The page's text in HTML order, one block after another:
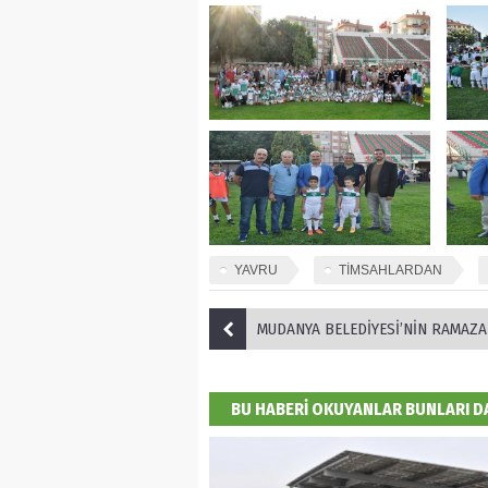
YAVRU TİMSAHLARDAN
MUDANYA BELEDİYESİ’NİN RAMAZAN SOKAĞI ETKİNLİKLERİ HER YAŞTAN VATANDAŞIN HAYATINA DOKUNARAK
BU HABERİ OKUYANLAR BUNLARI